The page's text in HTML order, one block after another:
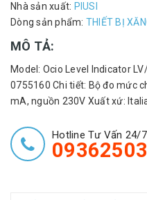
Nhà sản xuất: PIUSI
Dòng sản phẩm: THIẾT BỊ
MÔ TẢ:
Model: Ocio Level Indicator
0755160 Chi tiết: Bộ đo mức
mA, nguồn 230V Xuất xứ:
Hotline Tư Vấn 24/7